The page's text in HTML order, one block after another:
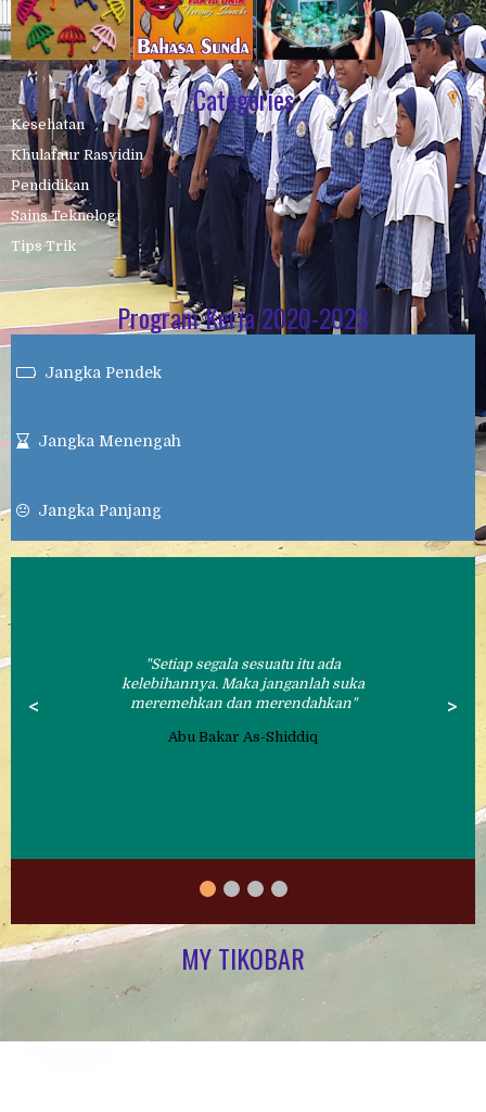
Categories
Kesehatan
Khulafaur Rasyidin
Pendidikan
Sains Teknologi
Tips Trik
Program Kerja 2020-2023
 Jangka Pendek
 Jangka Menengah
 Jangka Panjang
Setiap segala sesuatu itu ada
kelebihannya. Maka janganlah suka
meremehkan dan merendahkan
Abu Bakar As-Shiddiq
< >
MY TIKOBAR